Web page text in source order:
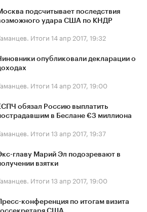
подсчитывает последствия
удара США по КНДР
Итоги 14 апр 2017, 19:32
опубликовали декларации о
Итоги 14 апр 2017, 19:00
обязал Россию выплатить
в Беслане €3 миллиона
Итоги 13 апр 2017, 19:37
главу Марий Эл подозревают в
взятки
Итоги 13 апр 2017, 19:00
Пресс-конференция по итогам визита